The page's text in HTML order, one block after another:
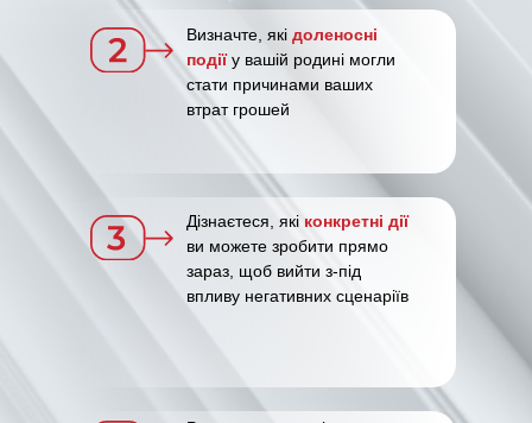
Визначте, які доленосні
події у вашій родині могли
стати причинами ваших
втрат грошей
Дізнаєтеся, які конкретні дії
ви можете зробити прямо
зараз, щоб вийти з-під
впливу негативних сценаріїв